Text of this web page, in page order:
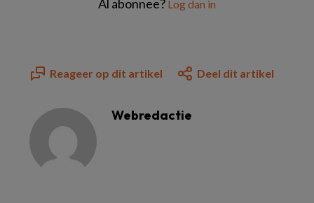
Al abonnee? Log dan in
Reageer op dit artikel Deel dit artikel
Webredactie